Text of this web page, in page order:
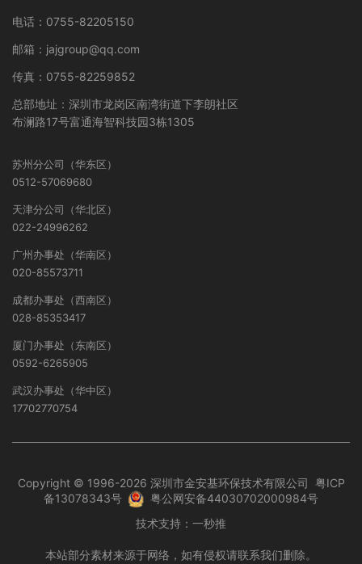
电话：0755-82205150
邮箱：jajgroup@qq.com
传真：0755-82259852
总部地址：深圳市龙岗区南湾街道下李朗社区
布澜路17号富通海智科技园3栋1305
苏州分公司（华东区）
0512-57069680
天津分公司（华北区）
022-24996262
广州办事处（华南区）
020-85573711
成都办事处（西南区）
028-85353417
厦门办事处（东南区）
0592-6265905
武汉办事处（华中区）
17702770754
Copyright © 1996-2026 深圳市金安基环保技术有限公司 粤ICP
备13078343号
粤公网安备44030702000984号
技术支持： 一秒推
本站部分素材来源于网络，如有侵权请联系我们删除。